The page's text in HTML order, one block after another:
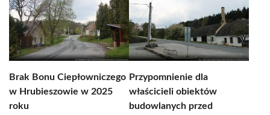
Brak Bonu Ciepłowniczego
w Hrubieszowie w 2025
roku
Przypomnienie dla
właścicieli obiektów
budowlanych przed